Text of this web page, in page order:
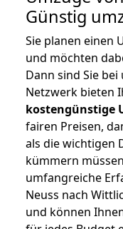
Günstig
Sie planen einen
und möchten
Dann sind Sie
Netzwerk bieten
kostengünstige
fairen Preisen,
als die wichtigen
kümmern
umfangreiche
Neuss nach
und können